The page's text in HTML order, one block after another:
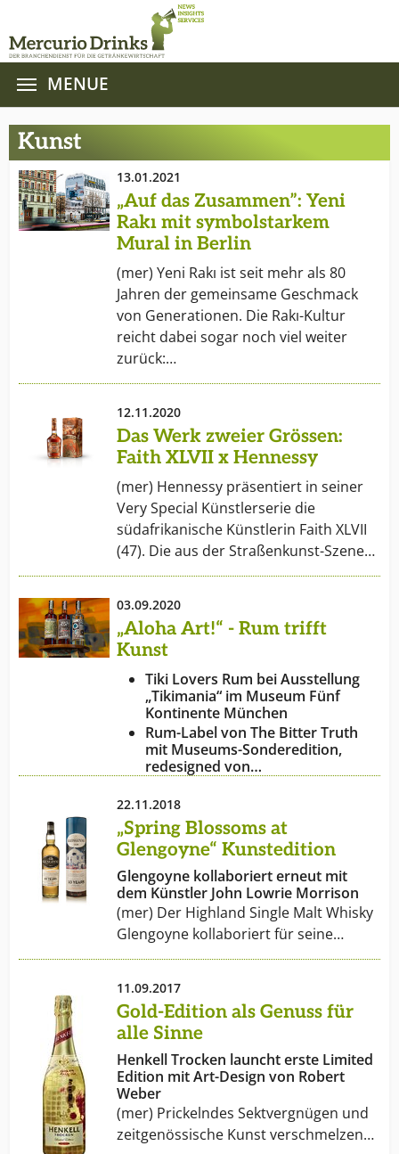
MENUE
Kunst
13.01.2021
„Auf das Zusammen”: Yeni
Rakı mit symbolstarkem
Mural in Berlin
(mer) Yeni Rakı ist seit mehr als 80
Jahren der gemeinsame Geschmack
von Generationen. Die Rakı-Kultur
reicht dabei sogar noch viel weiter
zurück:…
12.11.2020
Das Werk zweier Grössen:
Faith XLVII x Hennessy
(mer) Hennessy präsentiert in seiner
Very Special Künstlerserie die
südafrikanische Künstlerin Faith XLVII
(47). Die aus der Straßenkunst-Szene…
03.09.2020
„Aloha Art!“ - Rum trifft
Kunst
Tiki Lovers Rum bei Ausstellung
„Tikimania“ im Museum Fünf
Kontinente München
Rum-Label von The Bitter Truth
mit Museums-Sonderedition,
redesigned von…
22.11.2018
„Spring Blossoms at
Glengoyne“ Kunstedition
Glengoyne kollaboriert erneut mit
dem Künstler John Lowrie Morrison
(mer) Der Highland Single Malt Whisky
Glengoyne kollaboriert für seine…
11.09.2017
Gold-Edition als Genuss für
alle Sinne
Henkell Trocken launcht erste Limited
Edition mit Art-Design von Robert
Weber
(mer) Prickelndes Sektvergnügen und
zeitgenössische Kunst verschmelzen…